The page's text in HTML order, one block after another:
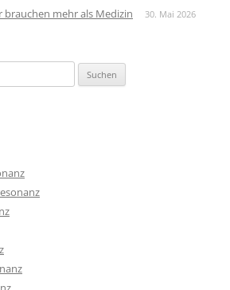
brauchen mehr als Medizin 30. Mai 2026